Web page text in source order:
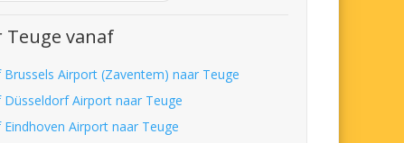
Teuge vanaf
Brussels Airport (Zaventem) naar Teuge
Düsseldorf Airport naar Teuge
Eindhoven Airport naar Teuge